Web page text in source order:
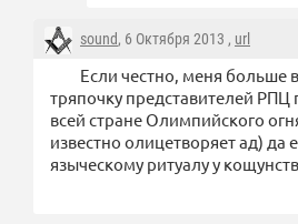
sound, 6 Октября 2013 , url
Если честно, меня больше
тряпочку представителей РПЦ
всей стране Олимпийского
известно олицетворяет ад)
языческому ритуалу у